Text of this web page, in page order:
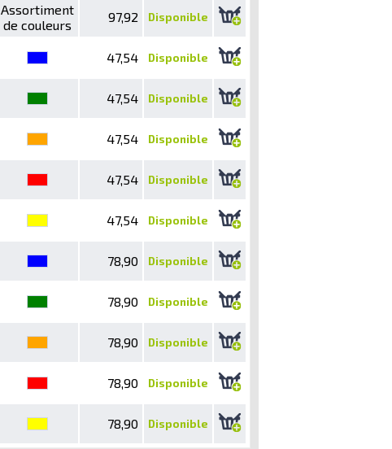
Assortiment
de couleurs
97,92 Disponible
47,54 Disponible
47,54 Disponible
47,54 Disponible
47,54 Disponible
47,54 Disponible
78,90 Disponible
78,90 Disponible
78,90 Disponible
78,90 Disponible
78,90 Disponible